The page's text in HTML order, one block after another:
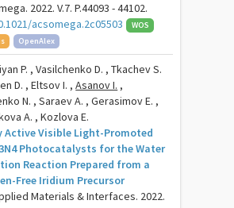
2022. V.7. P.44093 - 44102.
acsomega.2c05503
WOS
OpenAlex
P. , Vasilchenko D. , Tkachev S.
D. , Eltsov I. ,Asanov I. ,
N. , Saraev A. , Gerasimov E. ,
A. , Kozlova E.
Active Visible Light-Promoted
Photocatalysts for the Water
Reaction Prepared from a
Free Iridium Precursor
Materials & Interfaces. 2022.